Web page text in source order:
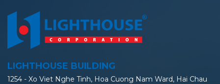
LIGHTHOUSE BUILDING
1254 - Xo Viet Nghe Tinh, Hoa Cuong Nam Ward, Hai Chau